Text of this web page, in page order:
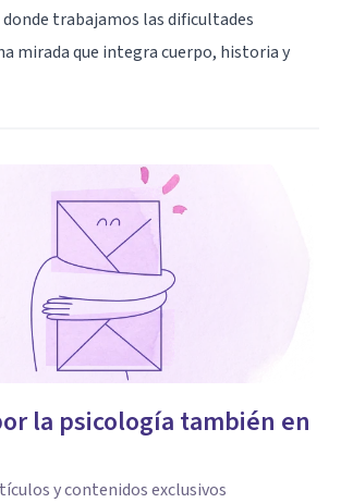
donde trabajamos las dificultades
mirada que integra cuerpo, historia y
la psicología también en
y contenidos exclusivos